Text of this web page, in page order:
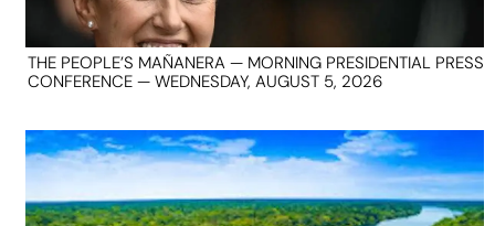
THE PEOPLE’S MAÑANERA — MORNING PRESIDENTIAL PRESS
CONFERENCE — WEDNESDAY, AUGUST 5, 2026